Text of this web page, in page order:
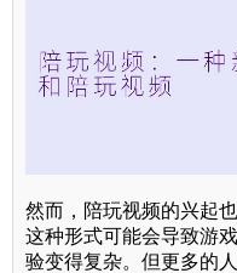
然而，陪玩视频的兴起
这种形式可能会导致游
验变得复杂。但更多的